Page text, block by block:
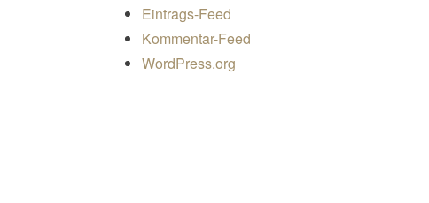
Eintrags-Feed
Kommentar-Feed
WordPress.org